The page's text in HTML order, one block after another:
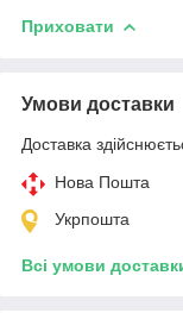
Приховати
Умови доставки
Доставка
Нова Пошта
Укрпошта
Всі умови